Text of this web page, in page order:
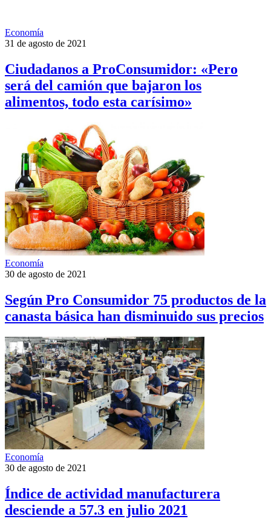
Economía
31 de agosto de 2021
Ciudadanos a ProConsumidor: «Pero
será del camión que bajaron los
alimentos, todo esta carísimo»
Economía
30 de agosto de 2021
Según Pro Consumidor 75 productos de la
canasta básica han disminuido sus precios
Economía
30 de agosto de 2021
Índice de actividad manufacturera
desciende a 57.3 en julio 2021